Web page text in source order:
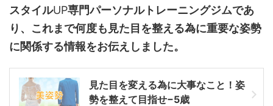
スタイルUP専門パーソナルトレーニングジムであ
り、これまで何度も見た目を整える為に重要な姿勢
に関係する情報をお伝えしました。
見た目を変える為に大事なこと！姿
勢を整えて目指せ−5歳